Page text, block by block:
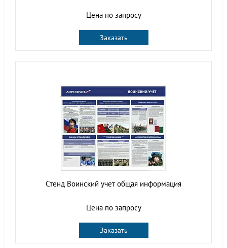
Цена по запросу
Заказать
Стенд Воинский учет общая информация
Цена по запросу
Заказать